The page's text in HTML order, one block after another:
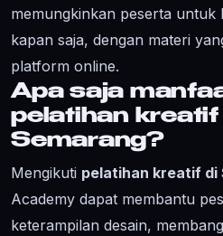
memungkinkan peserta untuk
kapan saja, dengan materi
platform online.
Apa saja
pelatihan kreatif
Semarang?
Mengikuti pelatihan kreatif di
Academy dapat membantu
keterampilan desain,